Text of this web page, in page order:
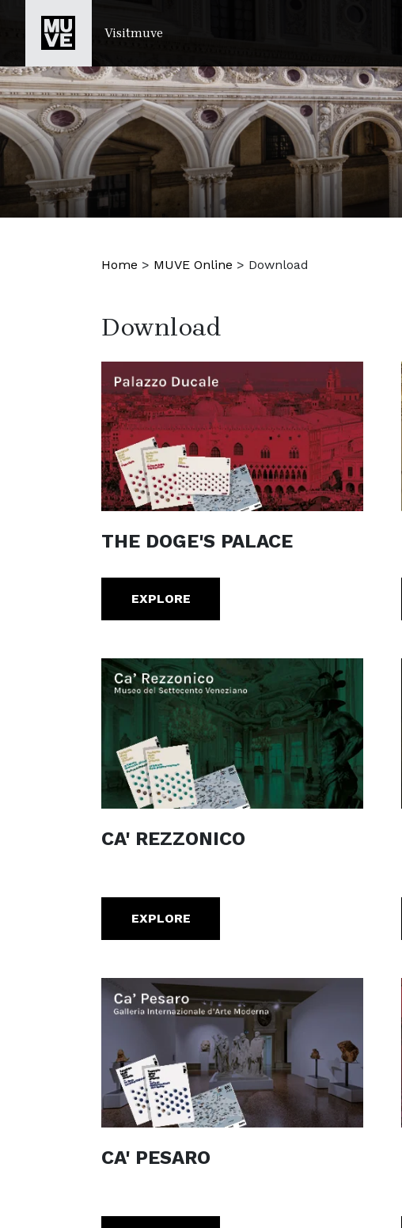
IR AL CONTENIDO PRINCIPAL
Visitmuve
Home > MUVE Online > Download
Download
THE DOGE'S PALACE
EXPLORE
CA' REZZONICO
EXPLORE
CA' PESARO